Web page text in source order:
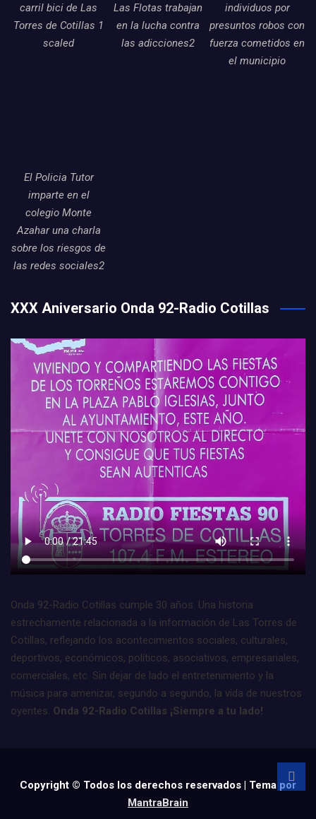
carril bici de Las
Torres de Cotillas 1
scaled
Las Flotas trabajan
en la lucha contra
las adicciones2
individuos por
presuntos robos con
fuerza cometidos en
el municipio
El Policia Tutor
imparte en el
colegio Monte
Azahar una charla
sobre los riesgos de
las redes sociales2
XXX Aniversario Onda 92-Radio Cotillas
Onda 92-Radio Cotillas cumple 30 años. Una historia
estrechamente relacionada a la información de Las Torres de
Cotillas, reflejando los acontecimientos sociales, culturales,
deportivos, económicos, políticos, asociativos, empresariales,
comerciales, etc. Sin dejar de lado el entretenimiento y la
música para amenizar, segundo a segundo, la vida de nuestros
oyentes. Onda 92-Radio Cotillas ¡Siempre a tu lado!
Copyright © Todos los derechos reservados | Tema por
MantraBrain